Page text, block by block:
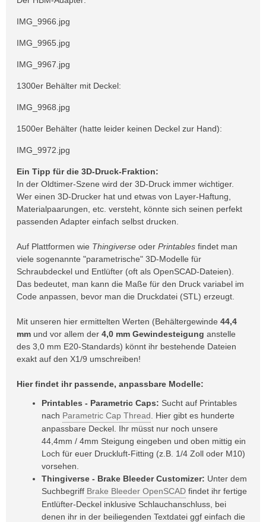
IMG_9966.jpg
IMG_9965.jpg
IMG_9967.jpg
1300er Behälter mit Deckel:
IMG_9968.jpg
1500er Behälter (hatte leider keinen Deckel zur Hand):
IMG_9972.jpg
Ein Tipp für die 3D-Druck-Fraktion:
In der Oldtimer-Szene wird der 3D-Druck immer wichtiger.
Wer einen 3D-Drucker hat und etwas von Layer-Haftung,
Materialpaarungen, etc. versteht, könnte sich seinen perfekt
passenden Adapter einfach selbst drucken.
Auf Plattformen wie Thingiverse oder Printables findet man
viele sogenannte "parametrische" 3D-Modelle für
Schraubdeckel und Entlüfter (oft als OpenSCAD-Dateien).
Das bedeutet, man kann die Maße für den Druck variabel im
Code anpassen, bevor man die Druckdatei (STL) erzeugt.
Mit unseren hier ermittelten Werten (Behältergewinde 44,4
mm und vor allem der 4,0 mm Gewindesteigung anstelle
des 3,0 mm E20-Standards) könnt ihr bestehende Dateien
exakt auf den X1/9 umschreiben!
Hier findet ihr passende, anpassbare Modelle:
Printables - Parametric Caps: Sucht auf Printables
nach Parametric Cap Thread . Hier gibt es hunderte
anpassbare Deckel. Ihr müsst nur noch unsere
44,4mm / 4mm Steigung eingeben und oben mittig ein
Loch für euer Druckluft-Fitting (z.B. 1/4 Zoll oder M10)
vorsehen.
Thingiverse - Brake Bleeder Customizer: Unter dem
Suchbegriff Brake Bleeder OpenSCAD findet ihr fertige
Entlüfter-Deckel inklusive Schlauchanschluss, bei
denen ihr in der beiliegenden Textdatei ggf einfach die